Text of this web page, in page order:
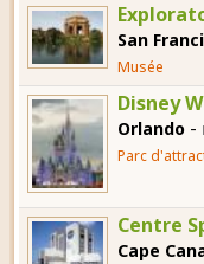
San
Musée
Disney
Orlando -
Parc
Centre
Cape